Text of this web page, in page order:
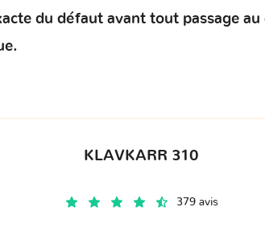
du défaut avant tout passage au
KLAVKARR 310
379 avis